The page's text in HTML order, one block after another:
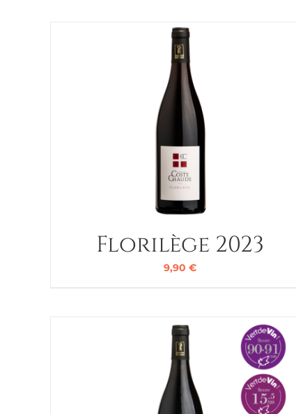
Florilège 2023
9,90 €